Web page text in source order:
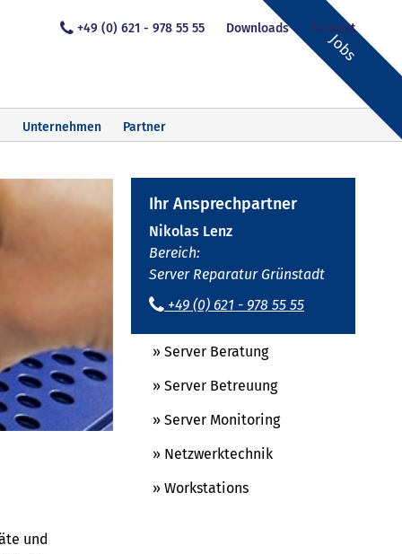
Jobs
+49 (0) 621 - 978 55 55 Downloads Kontakt
Unternehmen Partner
und
Ihr Ansprechpartner
Nikolas Lenz
Bereich:
Server Reparatur Grünstadt
+49 (0) 621 - 978 55 55
» Server Beratung
» Server Betreuung
» Server Monitoring
» Netzwerktechnik
» Workstations